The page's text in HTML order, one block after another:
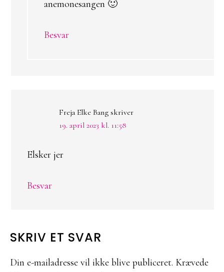
anemonesangen 🙂
Besvar
Freja Elke Bang skriver
19. april 2023 kl. 11:58
Elsker jer
Besvar
SKRIV ET SVAR
Din e-mailadresse vil ikke blive publiceret. Krævede